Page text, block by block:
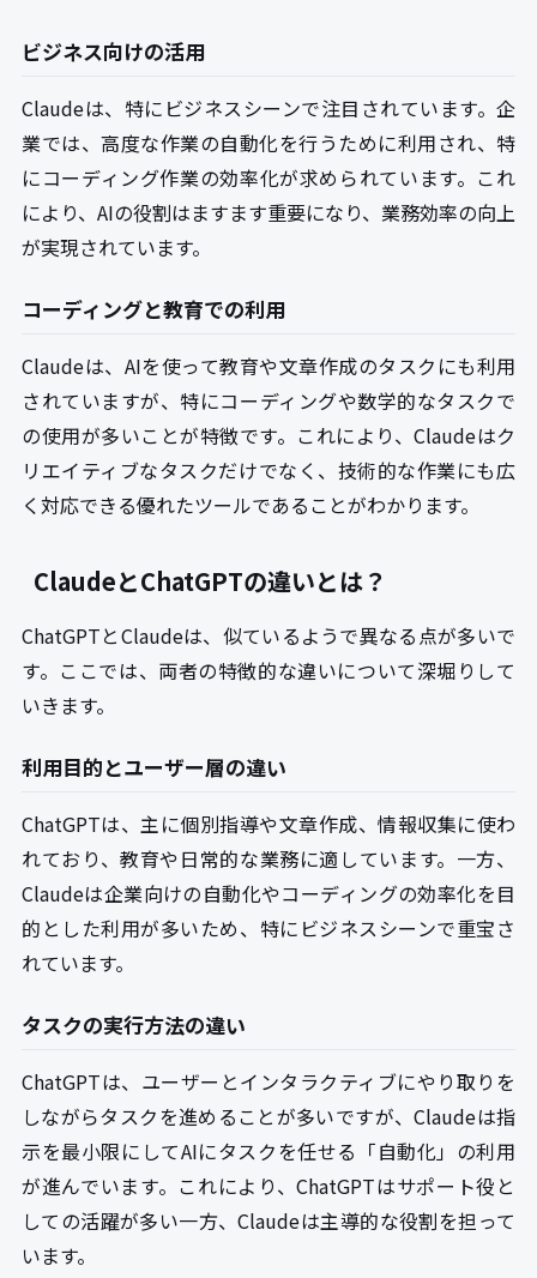
ビジネス向けの活用
Claudeは、特にビジネスシーンで注目されています。企
業では、高度な作業の自動化を行うために利用され、特
にコーディング作業の効率化が求められています。これ
により、AIの役割はますます重要になり、業務効率の向上
が実現されています。
コーディングと教育での利用
Claudeは、AIを使って教育や文章作成のタスクにも利用
されていますが、特にコーディングや数学的なタスクで
の使用が多いことが特徴です。これにより、Claudeはク
リエイティブなタスクだけでなく、技術的な作業にも広
く対応できる優れたツールであることがわかります。
ClaudeとChatGPTの違いとは？
ChatGPTとClaudeは、似ているようで異なる点が多いで
す。ここでは、両者の特徴的な違いについて深堀りして
いきます。
利用目的とユーザー層の違い
ChatGPTは、主に個別指導や文章作成、情報収集に使わ
れており、教育や日常的な業務に適しています。一方、
Claudeは企業向けの自動化やコーディングの効率化を目
的とした利用が多いため、特にビジネスシーンで重宝さ
れています。
タスクの実行方法の違い
ChatGPTは、ユーザーとインタラクティブにやり取りを
しながらタスクを進めることが多いですが、Claudeは指
示を最小限にしてAIにタスクを任せる「自動化」の利用
が進んでいます。これにより、ChatGPTはサポート役と
しての活躍が多い一方、Claudeは主導的な役割を担って
います。